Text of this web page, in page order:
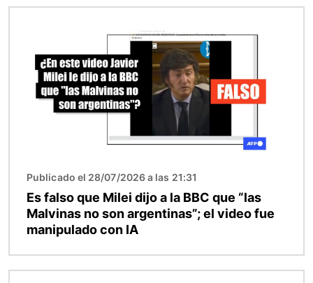
Publicado el 28/07/2026 a las 21:31
Es falso que Milei dijo a la BBC que “las
Malvinas no son argentinas”; el video fue
manipulado con IA